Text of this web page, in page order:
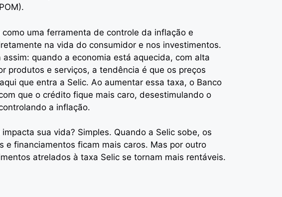
como uma ferramenta de controle da inflação e
na vida do consumidor e nos investimentos.
assim: quando a economia está aquecida, com alta
produtos e serviços, a tendência é que os preços
que entra a Selic. Ao aumentar essa taxa, o Banco
que o crédito fique mais caro, desestimulando o
a inflação.
impacta sua vida? Simples. Quando a Selic sobe, os
e financiamentos ficam mais caros. Mas por outro
atrelados à taxa Selic se tornam mais rentáveis.